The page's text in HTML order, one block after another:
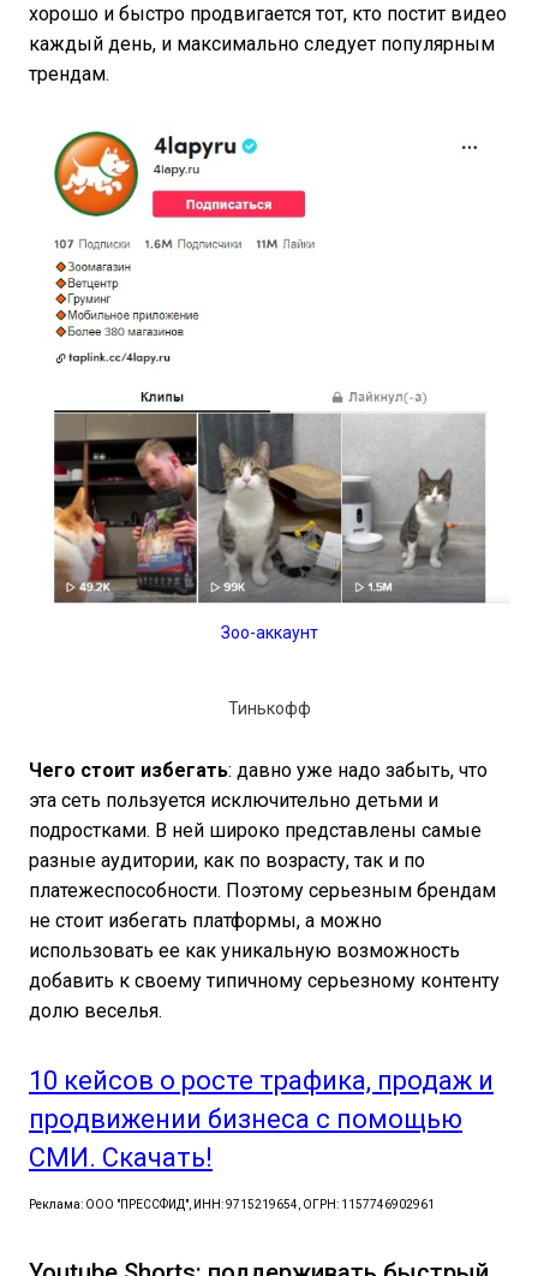
хорошо и быстро продвигается тот, кто постит видео
каждый день, и максимально следует популярным
трендам.
Зоо-аккаунт
Тинькофф
Чего стоит избегать: давно уже надо забыть, что
эта сеть пользуется исключительно детьми и
подростками. В ней широко представлены самые
разные аудитории, как по возрасту, так и по
платежеспособности. Поэтому серьезным брендам
не стоит избегать платформы, а можно
использовать ее как уникальную возможность
добавить к своему типичному серьезному контенту
долю веселья.
10 кейсов о росте трафика, продаж и
продвижении бизнеса с помощью
СМИ. Скачать!
Реклама: ООО "ПРЕССФИД", ИНН: 9715219654, ОГРН: 1157746902961